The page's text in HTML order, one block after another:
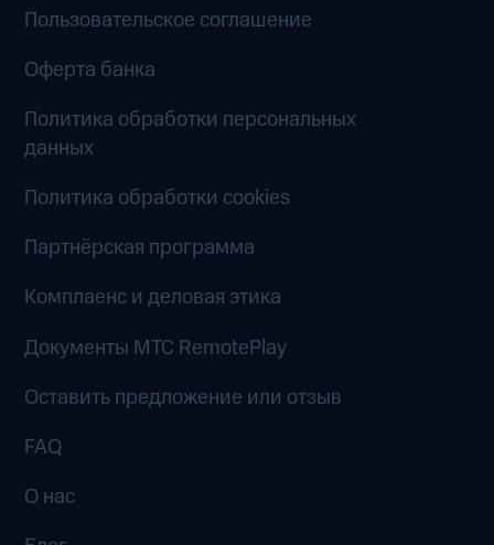
Пользовательское соглашение
Оферта банка
Политика обработки персональных
данных
Политика обработки cookies
Партнёрская программа
Комплаенс и деловая этика
Документы MTC RemotePlay
Оставить предложение или отзыв
FAQ
О нас